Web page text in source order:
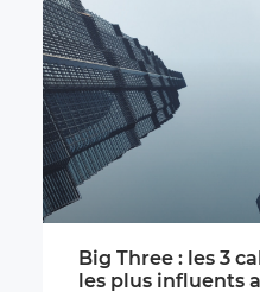
Big Three : les 3
les plus influents